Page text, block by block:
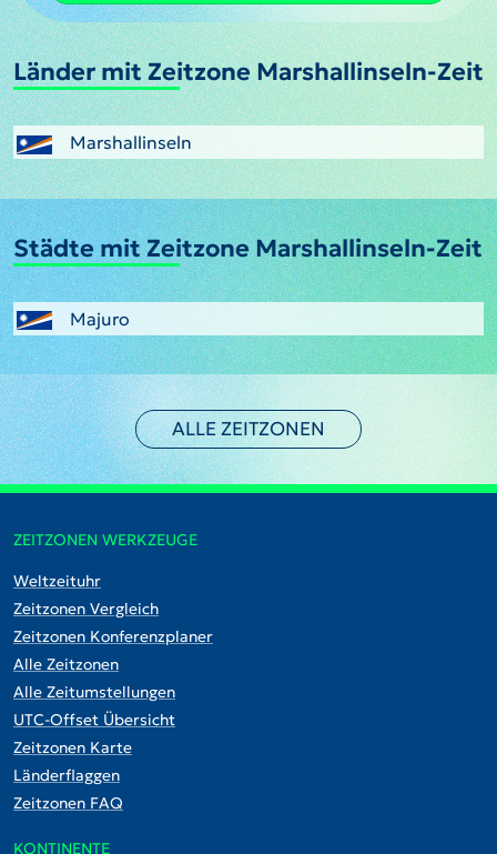
Länder mit Zeitzone Marshallinseln-Zeit
Marshallinseln
Städte mit Zeitzone Marshallinseln-Zeit
Majuro
ALLE ZEITZONEN
ZEITZONEN WERKZEUGE
Weltzeituhr
Zeitzonen Vergleich
Zeitzonen Konferenzplaner
Alle Zeitzonen
Alle Zeitumstellungen
UTC-Offset Übersicht
Zeitzonen Karte
Länderflaggen
Zeitzonen FAQ
KONTINENTE